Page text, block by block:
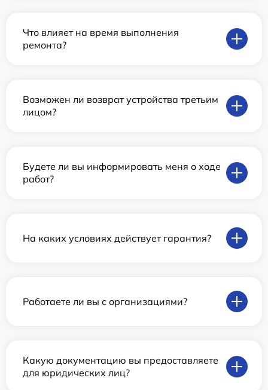
Что влияет на время выполнения
ремонта?
Возможен ли возврат устройства третьим
лицом?
Будете ли вы информировать меня о ходе
работ?
На каких условиях действует гарантия?
Работаете ли вы с организациями?
Какую документацию вы предоставляете
для юридических лиц?